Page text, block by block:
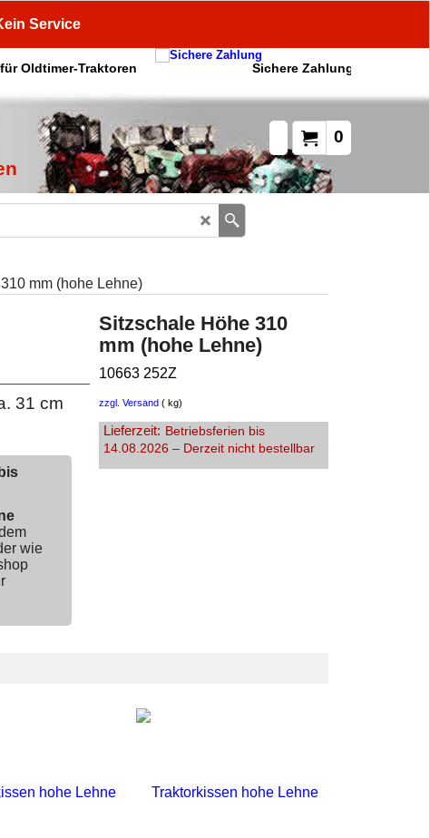
Service
Oldtimer-Traktoren Sichere Zahlung
0
mm (hohe Lehne)
Sitzschale Höhe 310
mm (hohe Lehne)
10663 252Z
zzgl. Versand kg
Lieferzeit: Betriebsferien bis
14.08.2026 – Derzeit nicht bestellbar
31 cm
wie